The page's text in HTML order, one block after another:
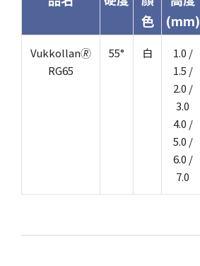
色
(mm)
Vukkollan🄬
RG65
55° 白
1.0 /
1.5 /
2.0 /
3.0
4.0 /
5.0 /
6.0 /
7.0